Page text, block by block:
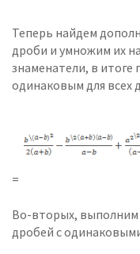
Теперь найдем
дроби и умножим их
знаменатели, в
одинаковым для всех
=
Во-вторых, выполним
дробей с